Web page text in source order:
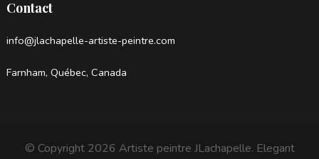
Contact
info@jlachapelle-artiste-peintre.com
Farnham, Québec, Canada
© Copyright 2026 Artiste peintre JLachapelle. Elegant